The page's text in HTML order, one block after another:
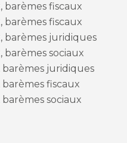
barèmes fiscaux
barèmes fiscaux
barèmes juridiques
barèmes sociaux
barèmes juridiques
barèmes fiscaux
sociaux